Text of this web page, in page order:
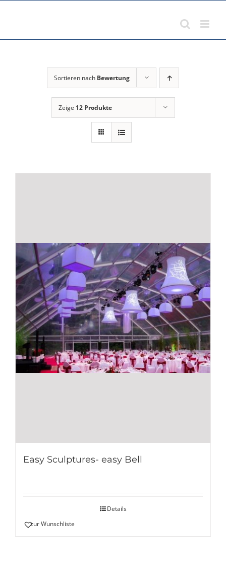
Sortieren nach Bewertung
Zeige 12 Produkte
Easy Sculptures- easy Bell
Details
zur Wunschliste